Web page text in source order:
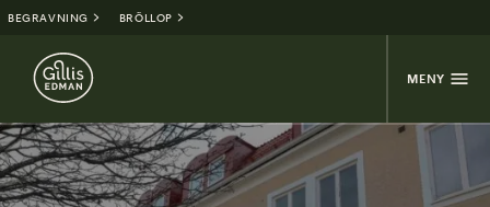
BEGRAVNING BRÖLLOP
MENY